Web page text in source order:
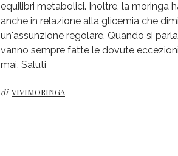
equilibri metabolici. Inoltre, la moringa
anche in relazione alla glicemia che
un'assunzione regolare. Quando si
vanno sempre fatte le dovute
mai. Saluti
di VIVIMORINGA